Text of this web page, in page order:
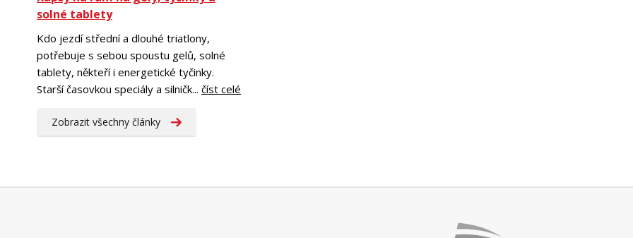
solné tablety
Kdo jezdí střední a dlouhé triatlony,
potřebuje s sebou spoustu gelů, solné
tablety, někteří i energetické tyčinky.
Starší časovkou speciály a silničk... číst celé
Zobrazit všechny články